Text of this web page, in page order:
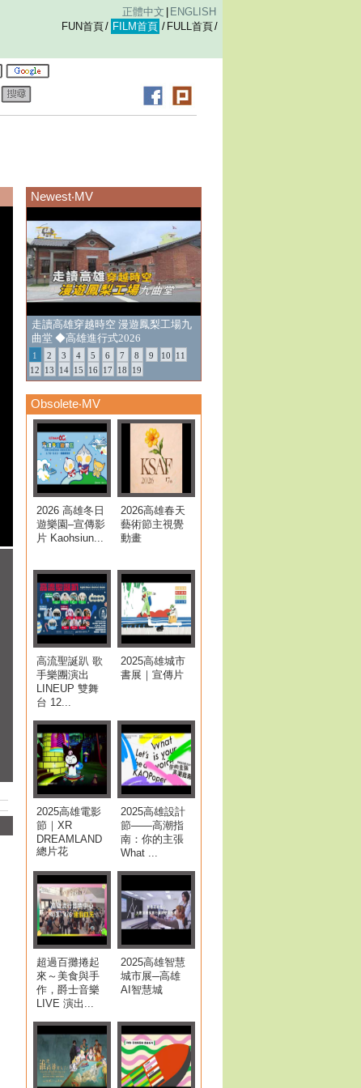
正體中文
ENGLISH
FUN首頁/ FILM首頁 / FULL首頁/
Newest‧MV
防詐小劇場EP11《搶票要快，防詐
要更快》
1 2 3 4 5 6 7 8 9 10
11
12
13 14 15 16 17 18 19
Obsolete‧MV
2026 高雄冬日
遊樂園–宣傳影
片 Kaohsiun...
2026高雄春天
藝術節主視覺
動畫
高流聖誕趴 歌
手樂團演出
LINEUP 雙舞
台 12...
2025高雄城市
書展｜宣傳片
2025高雄電影
節｜XR
DREAMLAND
總片花
2025高雄設計
節——高潮指
南：你的主張
What ...
超過百攤捲起
來～美食與手
作，爵士音樂
LIVE 演出...
2025高雄智慧
城市展─高雄
AI智慧城